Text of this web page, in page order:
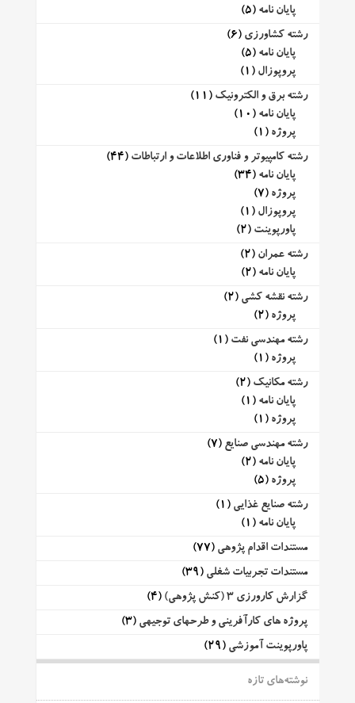
پایان نامه (5)
رشته کشاورزی (6)
پایان نامه (5)
پروپوزال (1)
رشته برق و الکترونیک (11)
پایان نامه (10)
پروژه (1)
رشته کامپیوتر و فناوری اطلاعات و ارتباطات (44)
پایان نامه (34)
پروژه (7)
پروپوزال (1)
پاورپوینت (2)
رشته عمران (2)
پایان نامه (2)
رشته نقشه کشی (2)
پروژه (2)
رشته مهندسی نفت (1)
پروژه (1)
رشته مکانیک (2)
پایان نامه (1)
پروژه (1)
رشته مهندسی صنایع (7)
پایان نامه (2)
پروژه (5)
رشته صنایع غذایی (1)
پایان نامه (1)
مستندات اقدام پژوهی (77)
مستندات تجربیات شغلی (39)
گزارش کارورزی 3 (کنش پژوهی)
(4)
پروژه های کارآفرینی و طرحهای توجیهی (3)
پاورپوینت آموزشی (29)
نوشته‌های تازه